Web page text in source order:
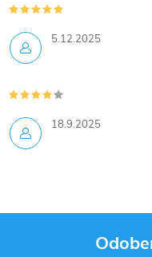
5.12.2025
18.9.2025